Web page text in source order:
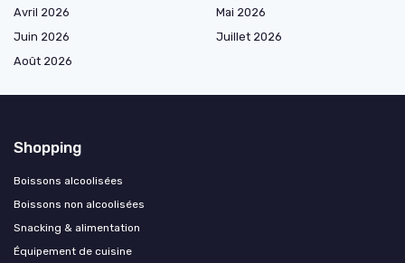
Avril 2026
Mai 2026
Juin 2026
Juillet 2026
Août 2026
Shopping
Boissons alcoolisées
Boissons non alcoolisées
Snacking & alimentation
Équipement de cuisine